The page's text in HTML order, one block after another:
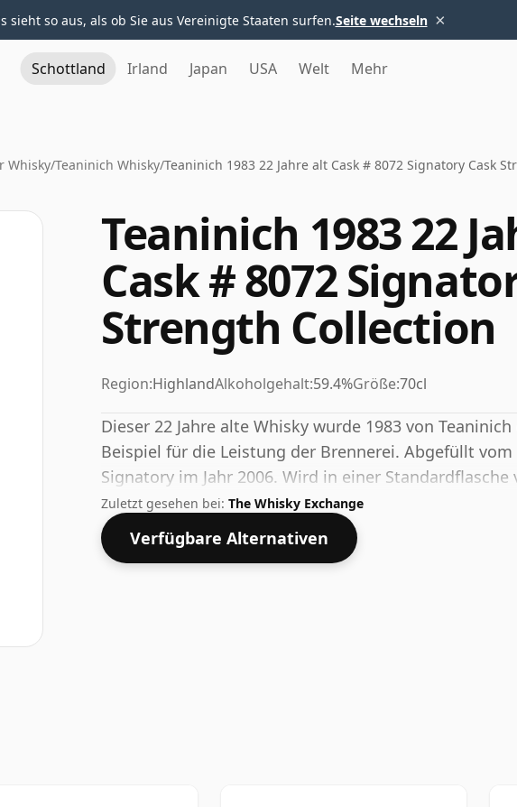
sieht so aus, als ob Sie aus Vereinigte Staaten surfen.Seite wechseln ×
Schottland Irland Japan USA Welt Mehr
Whisky/Teaninich Whisky/Teaninich 1983 22 Jahre alt Cask # 8072 Signatory Cask
Teaninich 1983 22
Cask # 8072
Strength Collection
Region:HighlandAlkoholgehalt:59.4%Größe:70cl
Dieser 22 Jahre alte Whisky wurde 1983 von
Beispiel für die Leistung der Brennerei. Abgefüllt vom
Signatory im Jahr 2006. Wird in einer
standardmäßigen Stärke von 59,4 % geliefert.
Zuletzt gesehen bei: The Whisky Exchange
Verfügbare Alternativen